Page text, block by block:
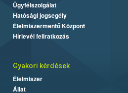
Ügyfélszolgálat
Hatósági jogsegély
Élelmiszermentő Központ
Hírlevél feliratkozás
Gyakori kérdések
Élelmiszer
Állat